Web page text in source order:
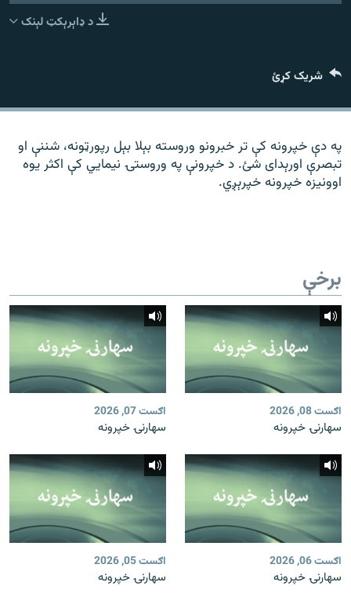
د ازادې اروپا راډیو ټولې ووبپاڼې
د ډاېرېکټ لېنک
شریک کړئ
په دې خپرونه کې تر خبرونو وروسته بېلا بېل رپورټونه، شننې او
تبصرې اورېدای شئ. د خپرونې په وروستۍ نیمايي کې اکثر یوه
اوونیزه خپرونه خپرېږي.
برخې
اګست 08, 2026
سهارنۍ خپرونه
اګست 07, 2026
سهارنۍ خپرونه
اګست 06, 2026
سهارنۍ خپرونه
اګست 05, 2026
سهارنۍ خپرونه